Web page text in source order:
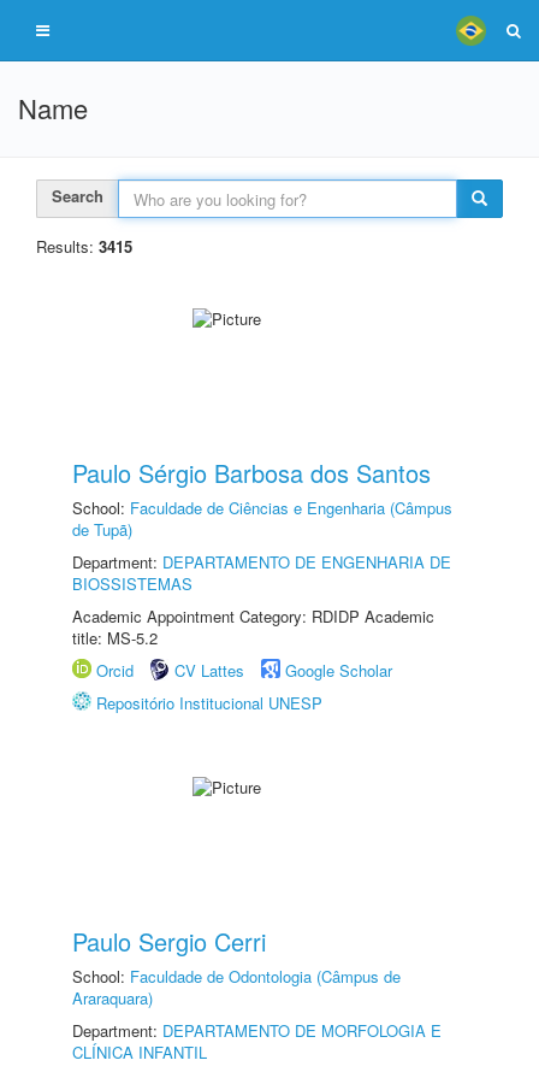
Name
Search
Results: 3415
Paulo Sérgio Barbosa dos Santos
School: Faculdade de Ciências e Engenharia (Câmpus
de Tupã)
Department: DEPARTAMENTO DE ENGENHARIA DE
BIOSSISTEMAS
Academic Appointment Category: RDIDP Academic
title: MS-5.2
Orcid
CV Lattes
Google Scholar
Repositório Institucional UNESP
Paulo Sergio Cerri
School: Faculdade de Odontologia (Câmpus de
Araraquara)
Department: DEPARTAMENTO DE MORFOLOGIA E
CLÍNICA INFANTIL